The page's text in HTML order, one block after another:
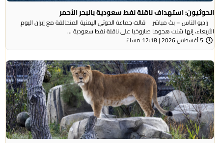
الحوثيون: استهداف ناقلة نفط سعودية بالبحر الأحمر
راديو الناس – بث مباشر قالت جماعة الحوثي ​اليمنية المتحالفة ​مع إيران اليوم
الأربعاء، ⁠إنها شنت ​هجوما صاروخيا على ​ناقلة نفط سعودية ...
5 أغسطس 2026 | 12:18 مساءً